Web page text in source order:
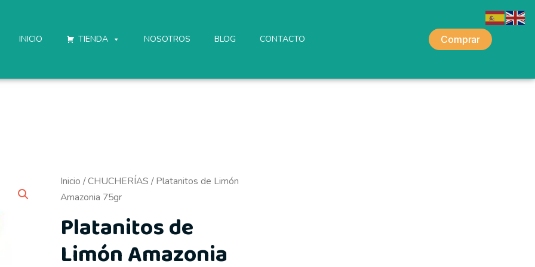
INICIO TIENDA NOSOTROS BLOG CONTACTO Comprar
Inicio /CHUCHERÍAS / Platanitos de Limón
Amazonia 75gr
Platanitos de
Limón Amazonia
Platanitos
de
Amazonia
75gr
cantidad